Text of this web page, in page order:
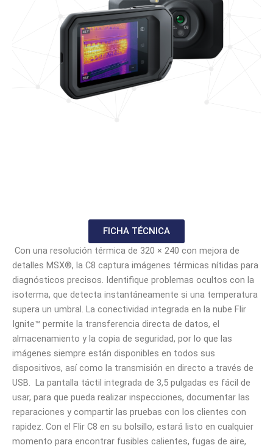
FICHA TÉCNICA
Con una resolución térmica de 320 × 240 con mejora de
detalles MSX®, la C8 captura imágenes térmicas nítidas para
diagnósticos precisos. Identifique problemas ocultos con la
isoterma, que detecta instantáneamente si una temperatura
supera un umbral. La conectividad integrada en la nube Flir
Ignite™ permite la transferencia directa de datos, el
almacenamiento y la copia de seguridad, por lo que las
imágenes siempre están disponibles en todos sus
dispositivos, así como la transmisión en directo a través de
USB. La pantalla táctil integrada de 3,5 pulgadas es fácil de
usar, para que pueda realizar inspecciones, documentar las
reparaciones y compartir las pruebas con los clientes con
rapidez. Con el Flir C8 en su bolsillo, estará listo en cualquier
momento para encontrar fusibles calientes, fugas de aire,